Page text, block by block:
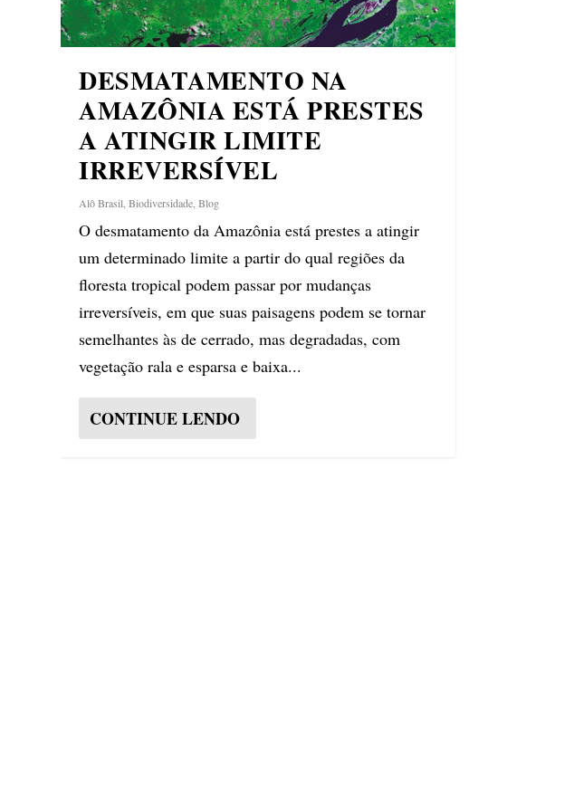
DESMATAMENTO NA
AMAZÔNIA ESTÁ PRESTES
A ATINGIR LIMITE
IRREVERSÍVEL
Alô Brasil ,Biodiversidade ,Blog
O desmatamento da Amazônia está prestes a atingir
um determinado limite a partir do qual regiões da
floresta tropical podem passar por mudanças
irreversíveis, em que suas paisagens podem se tornar
semelhantes às de cerrado, mas degradadas, com
vegetação rala e esparsa e baixa...
CONTINUE LENDO